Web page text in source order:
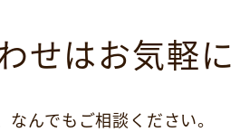
せはお気軽に
なんでもご相談ください。